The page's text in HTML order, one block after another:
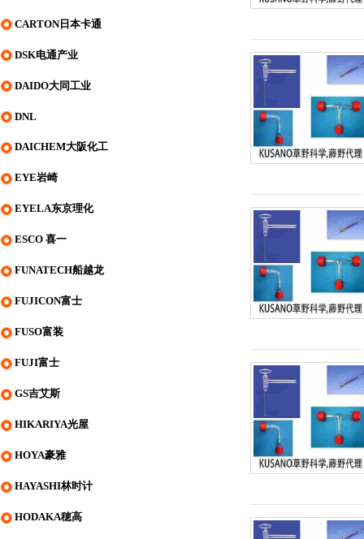
CARTON日本卡通
DSK电通产业
DAIDO大同工业
DNL
DAICHEM大阪化工
EYE岩崎
EYELA东京理化
ESCO 喜一
FUNATECH船越龙
FUJICON富士
FUSO富装
FUJI富士
GS吉艾斯
HIKARIYA光屋
HOYA豪雅
HAYASHI林时计
HODAKA穂高